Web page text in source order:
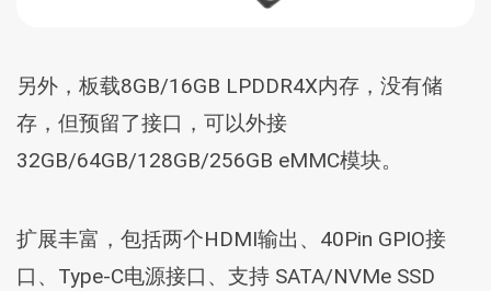
另外，板载8GB/16GB LPDDR4X内存，没有储
存，但预留了接口，可以外接
32GB/64GB/128GB/256GB eMMC模块。
扩展丰富，包括两个HDMI输出、40Pin GPIO接
口、Type-C电源接口、支持 SATA/NVMe SSD